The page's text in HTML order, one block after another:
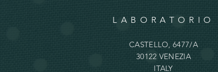
LABORATORIO
CASTELLO, 6477/A
30122 VENEZIA
ITALY